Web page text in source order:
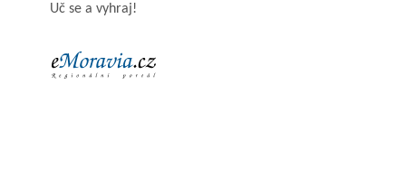
Uč se a vyhraj!